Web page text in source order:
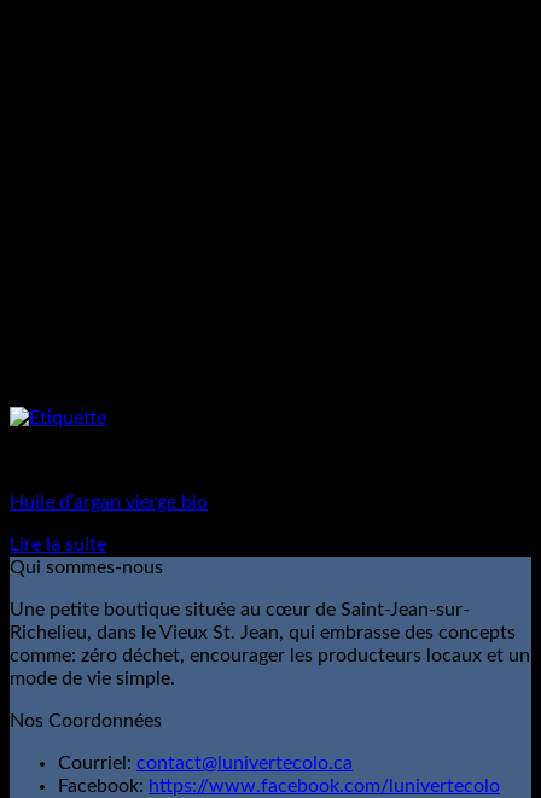
Huile d’argan vierge bio
Lire la suite
Qui sommes-nous
Une petite boutique située au cœur de Saint-Jean-sur-
Richelieu, dans le Vieux St. Jean, qui embrasse des concepts
comme: zéro déchet, encourager les producteurs locaux et un
mode de vie simple.
Nos Coordonnées
Courriel: contact@lunivertecolo.ca
Facebook: https://www.facebook.com/lunivertecolo